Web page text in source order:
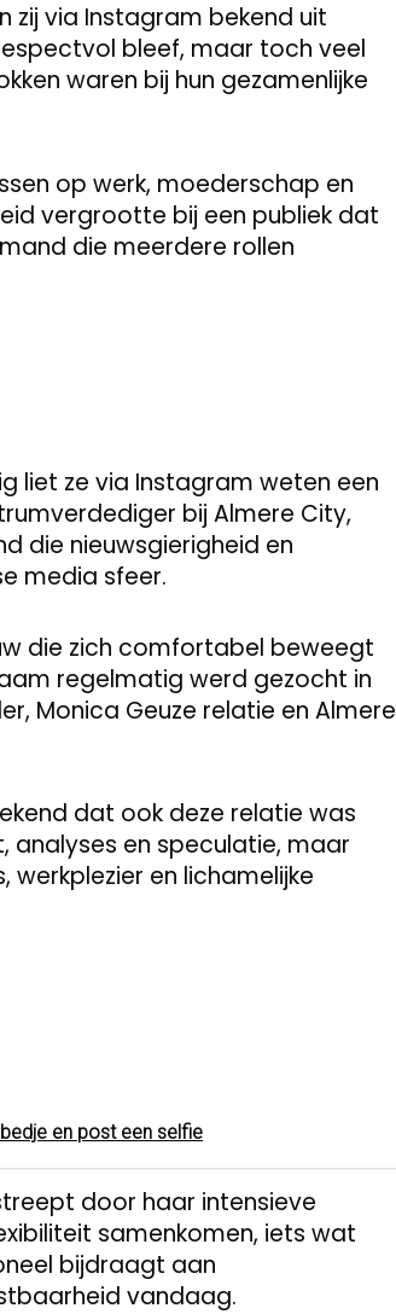
zij via Instagram bekend uit
bleef, maar toch veel
waren bij hun gezamenlijke
op werk, moederschap en
vergrootte bij een publiek dat
die meerdere rollen
liet ze via Instagram weten een
bij Almere City,
die nieuwsgierigheid en
media sfeer.
die zich comfortabel beweegt
regelmatig werd gezocht in
Monica Geuze relatie en Almere
dat ook deze relatie was
en speculatie, maar
en lichamelijke
en post een selfie
door haar intensieve
samenkomen, iets wat
bijdraagt aan
vandaag.